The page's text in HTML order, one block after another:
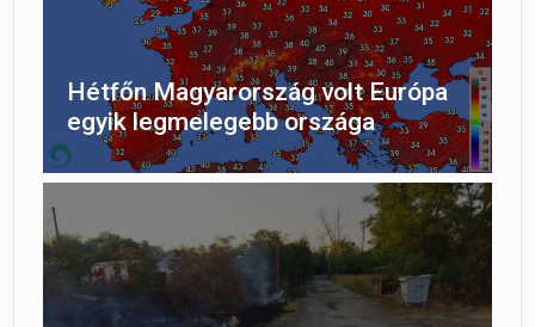
Hétfőn Magyarország volt Európa
egyik legmelegebb országa